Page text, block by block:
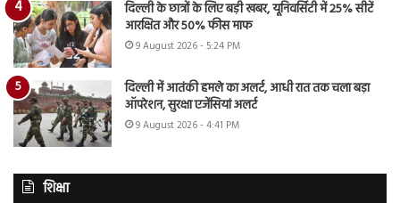
दिल्ली के छात्रों के लिए बड़ी खबर, यूनिवर्सिटी में 25% सीटें
आरक्षित और 50% फीस माफ
9 August 2026 - 5:24 PM
दिल्ली में आतंकी हमले का अलर्ट, आधी रात तक चला बड़ा
ऑपरेशन, सुरक्षा एजेंसियां अलर्ट
9 August 2026 - 4:41 PM
शिक्षा